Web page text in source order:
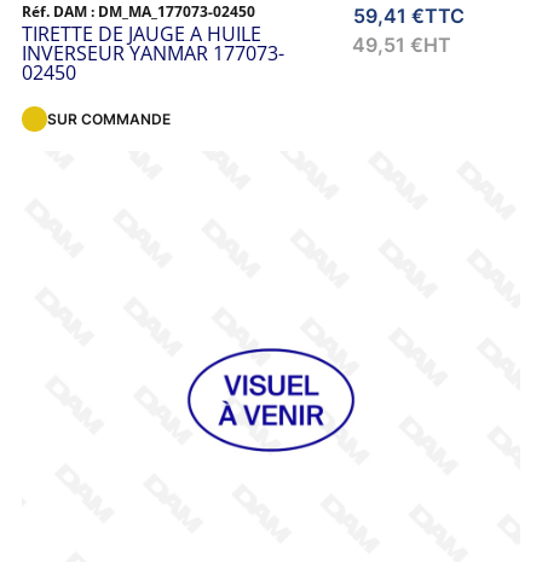
Réf. DAM : DM_MA_177073-02450
TIRETTE DE JAUGE A HUILE
INVERSEUR YANMAR 177073-
02450
59,41 €TTC
49,51 €HT
SUR COMMANDE